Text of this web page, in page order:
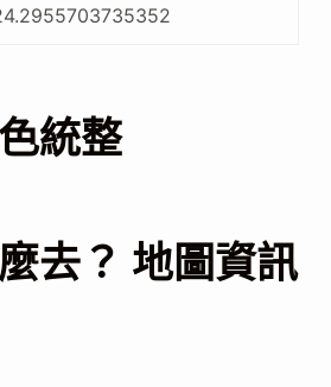
統整
去？ 地圖資訊